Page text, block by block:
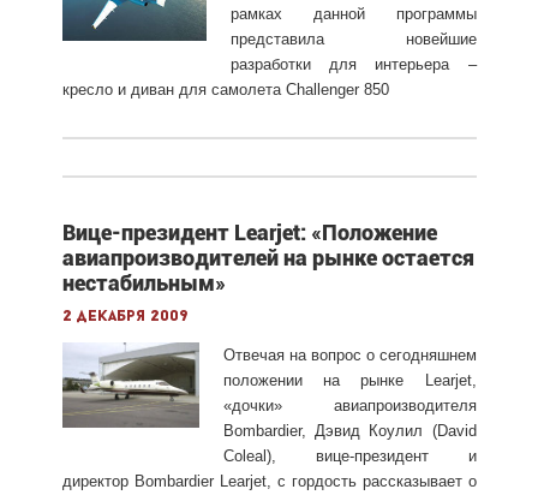
рамках данной программы
представила новейшие
разработки для интерьера –
кресло и диван для самолета Challenger 850
Вице-президент Learjet: «Положение
авиапроизводителей на рынке остается
нестабильным»
2 декабря 2009
Отвечая на вопрос о сегодняшнем
положении на рынке Learjet,
«дочки» авиапроизводителя
Bombardier, Дэвид Коулил (David
Coleal), вице-президент и
директор Bombardier Learjet, с гордость рассказывает о